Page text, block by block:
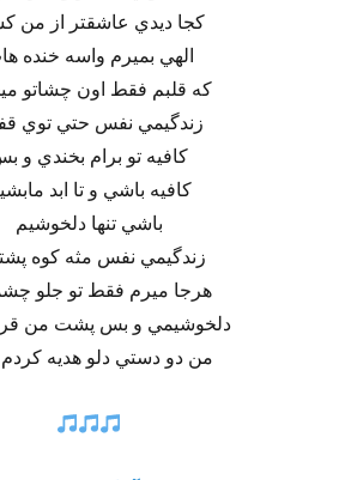
كجا ديدي عاشقتر از من
الهي بميرم واسه خنده
كه قلبم فقط اون چشاتو
زندگيمي نفس حتي توي
كافيه تو برام بخندي و
كافيه باشي و تا ابد
باشي تنها دلخوشيم
زندگيمي نفس مثه كوه
هرجا ميرم فقط تو جلو
دلخوشيمي و بس پشت من
من دو دستي دلو هديه